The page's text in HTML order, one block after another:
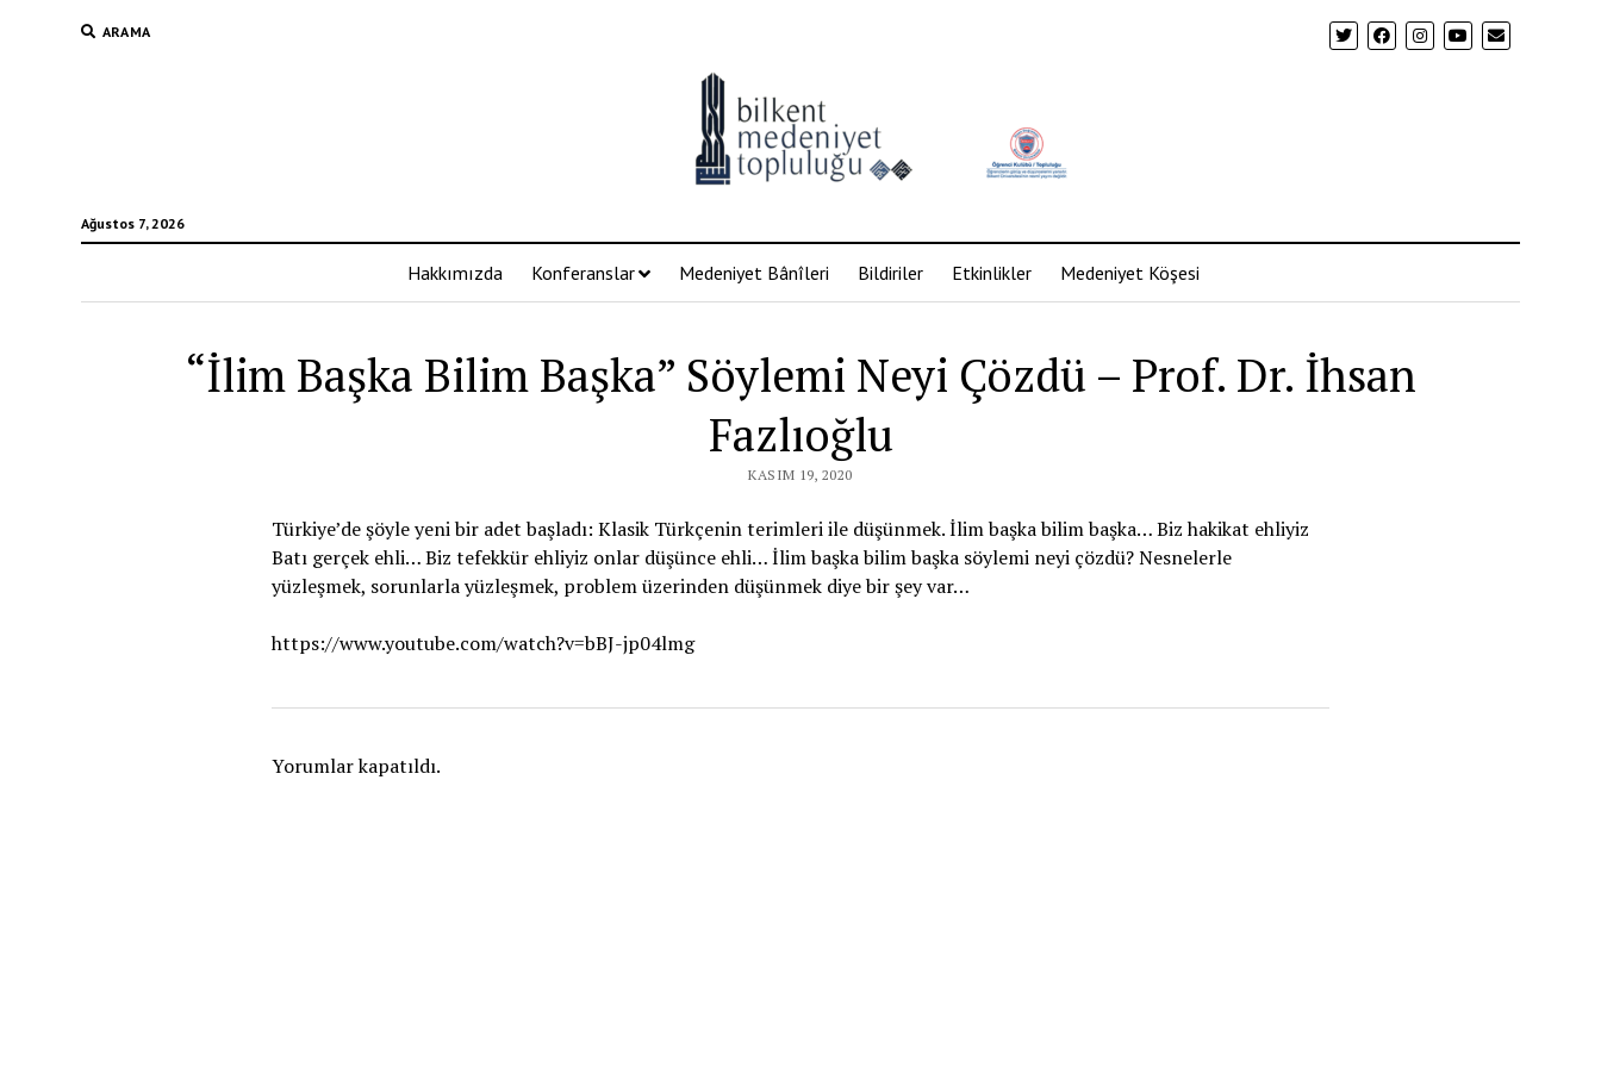
ARAMA
Ağustos 7, 2026
Hakkımızda Konferanslar Medeniyet Bânîleri Bildiriler Etkinlikler Medeniyet Köşesi
“İlim Başka Bilim Başka” Söylemi Neyi Çözdü – Prof. Dr. İhsan
Fazlıoğlu
KASIM 19, 2020
Türkiye’de şöyle yeni bir adet başladı: Klasik Türkçenin terimleri ile düşünmek. İlim başka bilim başka… Biz hakikat ehliyiz
Batı gerçek ehli… Biz tefekkür ehliyiz onlar düşünce ehli… İlim başka bilim başka söylemi neyi çözdü? Nesnelerle
yüzleşmek, sorunlarla yüzleşmek, problem üzerinden düşünmek diye bir şey var…
https://www.youtube.com/watch?v=bBJ-jp04lmg
Yorumlar kapatıldı.